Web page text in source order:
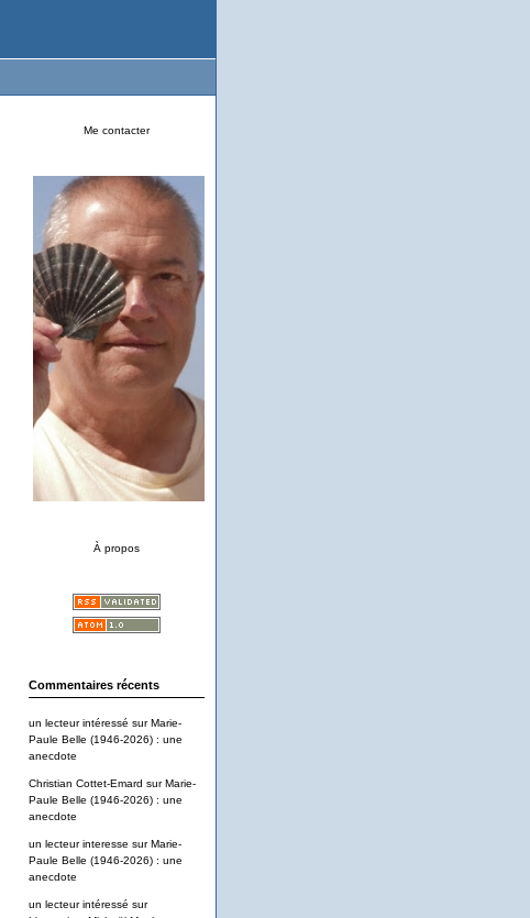
Me contacter
À propos
Commentaires récents
un lecteur intéressé surMarie-
Paule Belle (1946-2026) : une
anecdote
Christian Cottet-Emard surMarie-
Paule Belle (1946-2026) : une
anecdote
un lecteur interesse surMarie-
Paule Belle (1946-2026) : une
anecdote
un lecteur intéressé sur